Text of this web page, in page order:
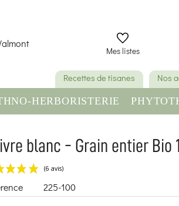
Mes listes
Recettes de tisanes Nos
HERBORISTERIE
blanc - Grain entier Bio
(6 avis)
225-100